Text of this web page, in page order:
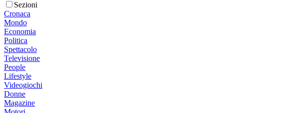
Sezioni
Cronaca
Mondo
Economia
Politica
Spettacolo
Televisione
People
Lifestyle
Videogiochi
Donne
Magazine